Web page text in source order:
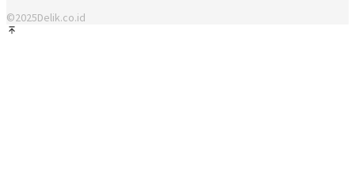
©2025Delik.co.id